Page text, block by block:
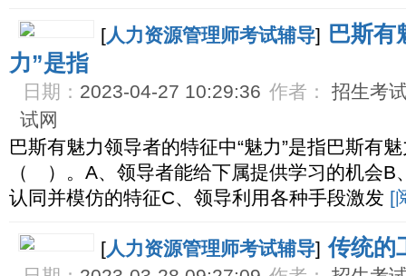
[人力资源管理师考试辅导] 巴斯有
力”是指
日期： 2023-04-27 10:29:36 作者：
招生考
试网
巴斯有魅力领导者的特征中“魅力”是指巴斯有
（ ）。A、领导者能给下属提供学习的机会B
认同并模仿的特征C、领导利用各种手段激发 [
[人力资源管理师考试辅导] 传统的